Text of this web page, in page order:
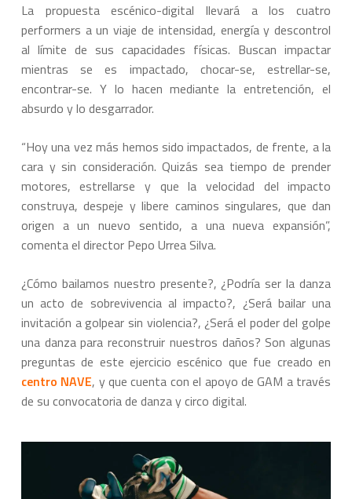
La propuesta escénico-digital llevará a los cuatro
performers a un viaje de intensidad, energía y descontrol
al límite de sus capacidades físicas. Buscan impactar
mientras se es impactado, chocar-se, estrellar-se,
encontrar-se. Y lo hacen mediante la entretención, el
absurdo y lo desgarrador.
“Hoy una vez más hemos sido impactados, de frente, a la
cara y sin consideración. Quizás sea tiempo de prender
motores, estrellarse y que la velocidad del impacto
construya, despeje y libere caminos singulares, que dan
origen a un nuevo sentido, a una nueva expansión”,
comenta el director Pepo Urrea Silva.
¿Cómo bailamos nuestro presente?, ¿Podría ser la danza
un acto de sobrevivencia al impacto?, ¿Será bailar una
invitación a golpear sin violencia?, ¿Será el poder del golpe
una danza para reconstruir nuestros daños? Son algunas
preguntas de este ejercicio escénico que fue creado en
centro NAVE, y que cuenta con el apoyo de GAM a través
de su convocatoria de danza y circo digital.